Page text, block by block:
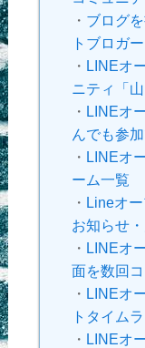
・ ブログ
トブロガ
・ LINEオ
ニティ「
・ LINEオ
んでも参
・ LINEオ
ーム一覧
・ Lineオ
お知らせ
・ LINEオ
面を数回
・ LINEオ
トタイム
・ LINEオ